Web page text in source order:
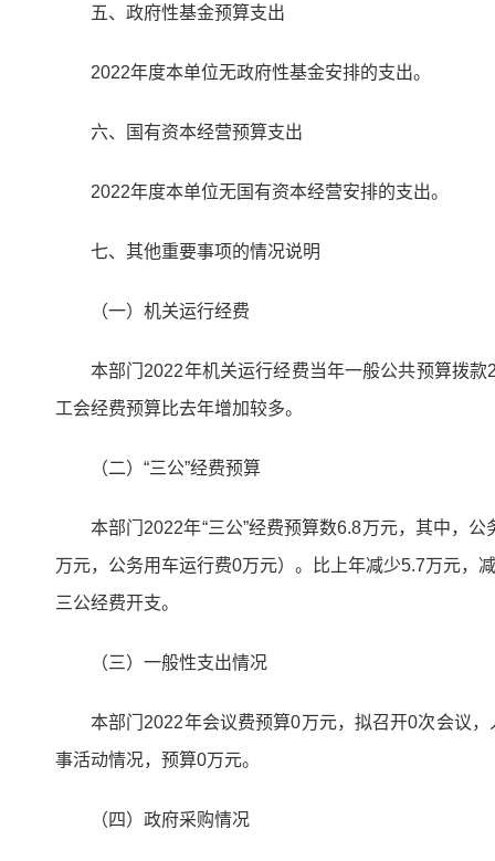
五、政府性基金预算支出
2022年度本单位无政府性基金安排的支出。
六、国有资本经营预算支出
2022年度本单位无国有资本经营安排的支出。
七、其他重要事项的情况说明
（一）机关运行经费
本部门2022年机关运行经费当年一般公共预算拨
工会经费预算比去年增加较多。
（二）“三公”经费预算
本部门2022年“三公”经费预算数6.8万元，其中，
万元，公务用车运行费0万元）。比上年减少5.7万元，
三公经费开支。
（三）一般性支出情况
本部门2022年会议费预算0万元，拟召开0次会议
事活动情况，预算0万元。
（四）政府采购情况